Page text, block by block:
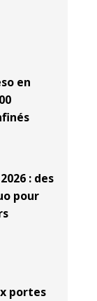
en
: des
pour
portes